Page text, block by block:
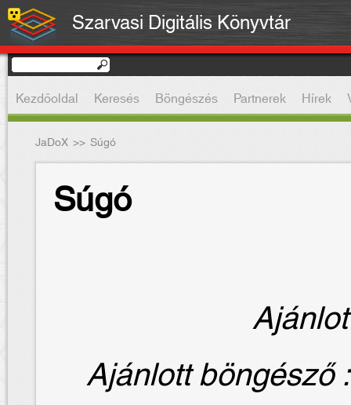
Szarvasi Digitális Könyvtár
Kezdőoldal Keresés Böngészés Partnerek Hírek
JaDoX >> Súgó
Súgó
Ajánlott böngésző